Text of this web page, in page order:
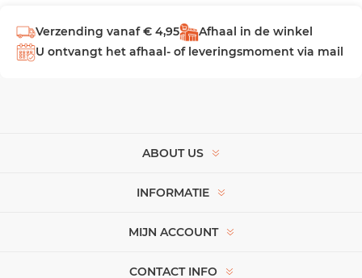
Verzending vanaf € 4,95
Afhaal in de winkel
U ontvangt het afhaal- of leveringsmoment via mail
ABOUT US
INFORMATIE
MIJN ACCOUNT
CONTACT INFO